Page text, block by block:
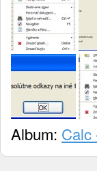
Album: Calc